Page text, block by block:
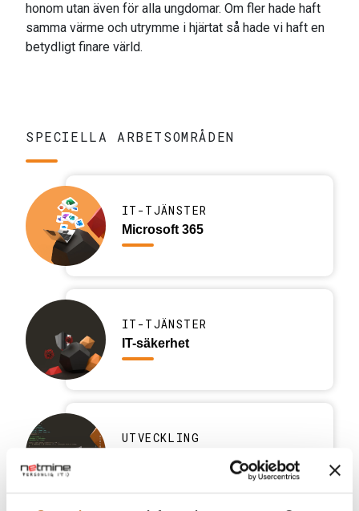
honom utan även för alla ungdomar. Om fler hade haft
samma värme och utrymme i hjärtat så hade vi haft en
betydligt finare värld.
SPECIELLA ARBETSOMRÅDEN
IT-TJÄNSTER
Microsoft 365
IT-TJÄNSTER
IT-säkerhet
UTVECKLING